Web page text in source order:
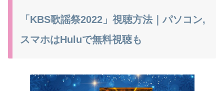
「KBS歌謡祭2022」視聴方法｜パソコン,
スマホはHuluで無料視聴も